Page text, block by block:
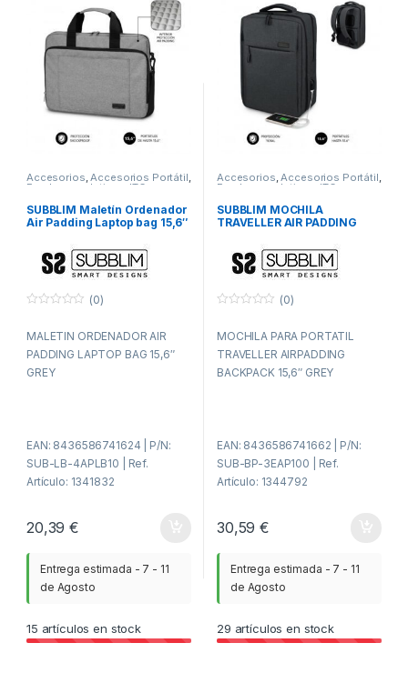
Accesorios,Accesorios Portátil,
Fundas y maletines ITC
SUBBLIM Maletín Ordenador
Air Padding Laptop bag 15,6″
u
r
a
d
(0)
MALETIN ORDENADOR AIR
PADDING LAPTOP BAG 15,6″
GREY
EAN: 8436586741624 | P/N:
SUB-LB-4APLB10 | Ref.
Artículo: 1341832
20,39€
Entrega estimada - 7 - 11
de Agosto
15 artículos en stock
Accesorios,Accesorios Portátil,
Fundas y maletines ITC
SUBBLIM MOCHILA
TRAVELLER AIR PADDING
u
a
d
(0)
MOCHILA PARA PORTATIL
TRAVELLER AIRPADDING
BACKPACK 15,6″ GREY
EAN: 8436586741662 | P/N:
SUB-BP-3EAP100 | Ref.
Artículo: 1344792
30,59€
Entrega estimada - 7 - 11
de Agosto
29 artículos en stock